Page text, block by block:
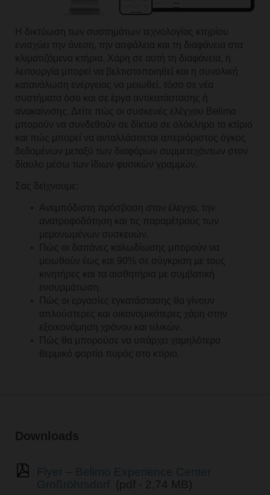
Η δικτύωση των συστημάτων τεχνολογίας κτηρίου
ενισχύει την άνεση, την ασφάλεια και τη διαφάνεια στα
κλιματιζόμενα κτήρια. Χάρη σε αυτή τη διαφάνεια, η
λειτουργία μπορεί να βελτιστοποιηθεί και η συνολική
κατανάλωση ενέργειας να μειωθεί, τόσο σε νέα
συστήματα όσο και σε έργα αντικατάστασης ή
ανακαίνισης. Δείτε πώς οι συσκευές ελέγχου Belimo
μπορούν να συνδεθούν σε δίκτυο σε ολόκληρο το κτίριο
και πώς μπορεί να ανταλλάσσεται απεριόριστος όγκος
δεδομένων μεταξύ των διαφόρων συμμετεχόντων στον
δίαυλο μέσω των ίδιων φυσικών γραμμών.
Σας δείχνουμε:
Ανεμπόδιστη πρόσβαση στον έλεγχο, την
ανατροφοδότηση και τις παραμέτρους των
μεμονωμένων συσκευών.
Πώς οι δαπάνες καλωδίωσης μπορούν να
μειωθούν έως και 90% σε σύγκριση με τους
κινητήρες και τα αισθητήρια με συμβατική
ενσυρμάτωση.
Πώς οι εργασίες εγκατάστασης θα γίνουν
απλούστερες και οικονομικότερες χάρη στην
εξοικονόμηση χρόνου και υλικών.
Πώς θα μπορούσε να υπάρχει χαμηλότερο
θερμικό φορτίο πυρός στο κτίριο.
Downloads
(pdf - 2,74 MB)